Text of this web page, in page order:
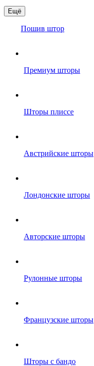
Ещё
Пошив штор
Премиум шторы
Шторы плиссе
Австрийские шторы
Лондонские шторы
Авторские шторы
Рулонные шторы
Французские шторы
Шторы с бандо